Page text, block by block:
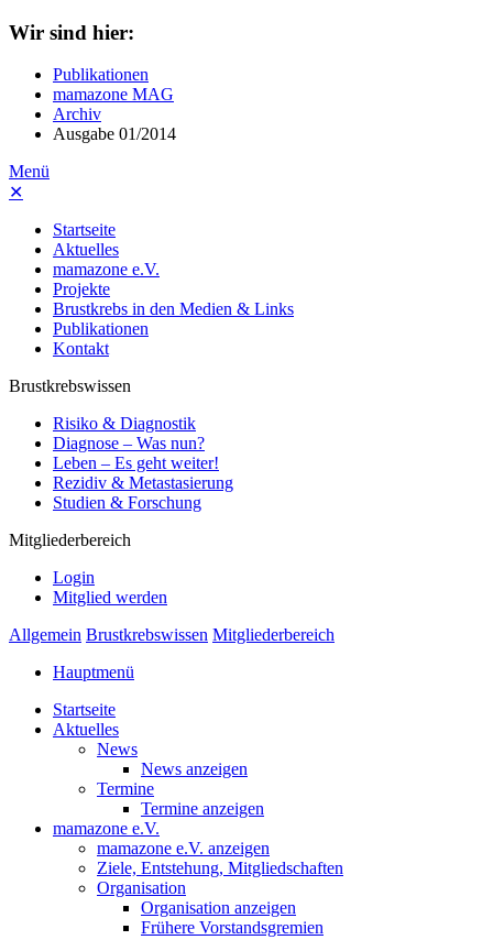
Wir sind hier:
Publikationen
mamazone MAG
Archiv
Ausgabe 01/2014
Menü
✕
Startseite
Aktuelles
mamazone e.V.
Projekte
Brustkrebs in den Medien & Links
Publikationen
Kontakt
Brustkrebswissen
Risiko & Diagnostik
Diagnose – Was nun?
Leben – Es geht weiter!
Rezidiv & Metastasierung
Studien & Forschung
Mitgliederbereich
Login
Mitglied werden
Allgemein Brustkrebswissen Mitgliederbereich
Hauptmenü
Startseite
Aktuelles
News
News anzeigen
Termine
Termine anzeigen
mamazone e.V.
mamazone e.V. anzeigen
Ziele, Entstehung, Mitgliedschaften
Organisation
Organisation anzeigen
Frühere Vorstandsgremien